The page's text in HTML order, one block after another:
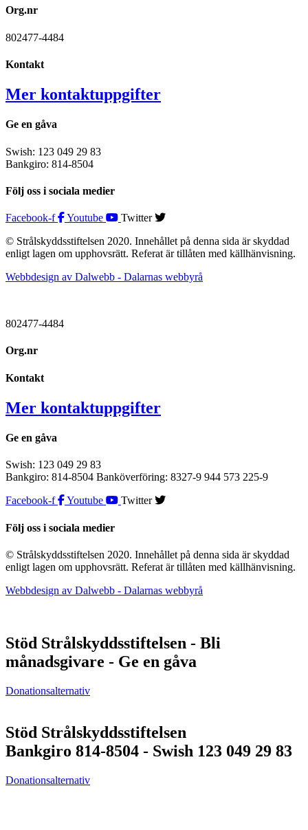
Org.nr
802477-4484
Kontakt
Mer kontaktuppgifter
Ge en gåva
Swish: 123 049 29 83
Bankgiro: 814-8504
Följ oss i sociala medier
Facebook-f Youtube
Twitter
© Strålskyddsstiftelsen 2020. Innehållet på denna sida är skyddad
enligt lagen om upphovsrätt. Referat är tillåten med källhänvisning.
Webbdesign av Dalwebb - Dalarnas webbyrå
802477-4484
Org.nr
Kontakt
Mer kontaktuppgifter
Ge en gåva
Swish: 123 049 29 83
Bankgiro: 814-8504 Banköverföring: 8327-9 944 573 225-9
Facebook-f
Youtube Twitter
Följ oss i sociala medier
© Strålskyddsstiftelsen 2020. Innehållet på denna sida är skyddad
enligt lagen om upphovsrätt. Referat är tillåten med källhänvisning.
Webbdesign av Dalwebb - Dalarnas webbyrå
Stöd Strålskyddsstiftelsen - Bli
månadsgivare - Ge en gåva
Donationsalternativ
Stöd Strålskyddsstiftelsen
Bankgiro 814-8504 - Swish 123 049 29 83
Donationsalternativ